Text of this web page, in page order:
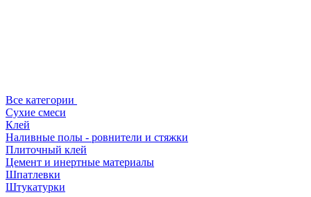
Все категории
Сухие смеси
Клей
Наливные полы - ровнители и стяжки
Плиточный клей
Цемент и инертные материалы
Шпатлевки
Штукатурки